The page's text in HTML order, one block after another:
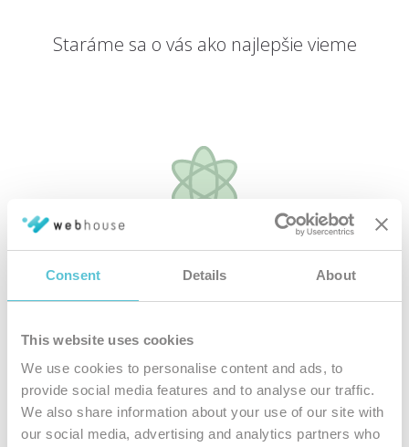
Consent Details About
This website uses cookies
We use cookies to personalise content and ads, to
provide social media features and to analyse our traffic.
We also share information about your use of our site with
our social media, advertising and analytics partners who
Staráme sa o vás ako najlepšie vieme
Špičkovéhardvérové vybavenie